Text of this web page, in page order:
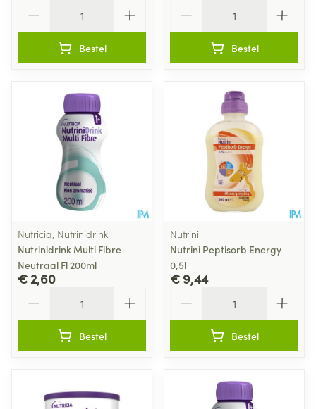
Bestel Bestel
Nutricia, Nutrinidrink
Nutrinidrink Multi Fibre
Neutraal Fl 200ml
€ 2,60
Bestel
Nutrini
Nutrini Peptisorb Energy
0,5l
€ 9,44
Bestel